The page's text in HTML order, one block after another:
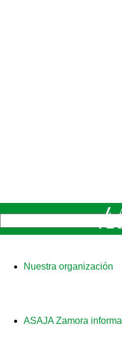
Nuestra organización
ASAJA Zamora informa